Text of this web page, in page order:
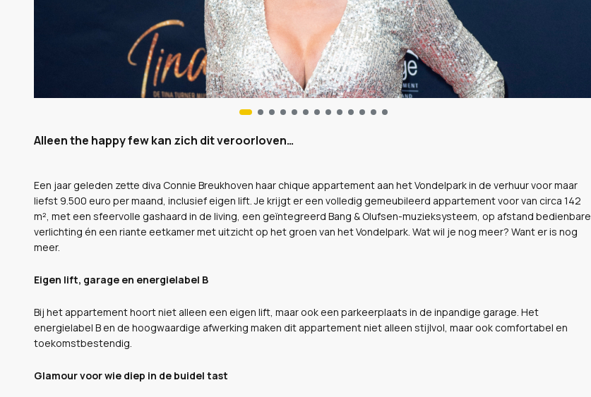
Alleen the happy few kan zich dit veroorloven…
Een jaar geleden zette diva Connie Breukhoven haar chique appartement aan het Vondelpark in de verhuur voor maar
liefst 9.500 euro per maand, inclusief eigen lift. Je krijgt er een volledig gemeubileerd appartement voor van circa 142
m², met een sfeervolle gashaard in de living, een geïntegreerd Bang & Olufsen-muzieksysteem, op afstand bedienbare
verlichting én een riante eetkamer met uitzicht op het groen van het Vondelpark. Wat wil je nog meer? Want er is nog
meer.
Eigen lift, garage en energielabel B
Bij het appartement hoort niet alleen een eigen lift, maar ook een parkeerplaats in de inpandige garage. Het
energielabel B en de hoogwaardige afwerking maken dit appartement niet alleen stijlvol, maar ook comfortabel en
toekomstbestendig.
Glamour voor wie diep in de buidel tast